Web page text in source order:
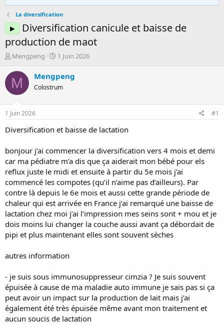
La diversification
►
Diversification canicule et baisse de
production de maot
D
m
a
r
e
p
Mengpeng
D
t
e
d
b
1 Juin 2026
M Mengpeng
Colostrum
1 Juin 2026 #1
Diversification et baisse de lactation
bonjour j’ai commencer la diversification vers 4 mois et demi
car ma pédiatre m’a dis que ça aiderait mon bébé pour els
reflux juste le midi et ensuite à partir du 5e mois j’ai
commencé les compotes (qu’il n’aime pas d’ailleurs). Par
contre là depuis le 6e mois et aussi cette grande période de
chaleur qui est arrivée en France j’ai remarqué une baisse de
lactation chez moi j’ai l’impression mes seins sont + mou et je
dois moins lui changer la couche aussi avant ça débordait de
pipi et plus maintenant elles sont souvent sèches
autres information
- je suis sous immunosuppresseur cimzia ? Je suis souvent
épuisée à cause de ma maladie auto immune je sais pas si ça
peut avoir un impact sur la production de lait mais j’ai
également été très épuisée même avant mon traitement et
aucun soucis de lactation